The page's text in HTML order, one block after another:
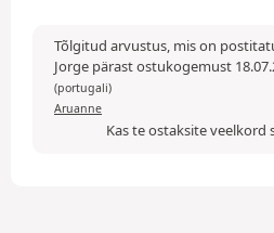
Tõlgitud arvustus, mis on
Jorge pärast ostukogemust
(portugali)
Aruanne
Kas te ostaksite veelkord